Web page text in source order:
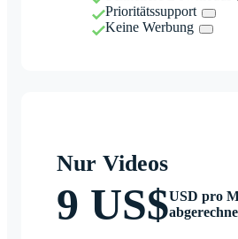
Prioritätssupport
Keine Werbung
Nur Videos
9 US$USD pro